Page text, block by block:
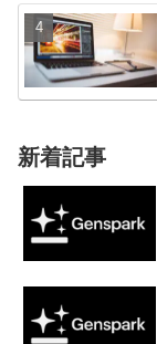
新着記事